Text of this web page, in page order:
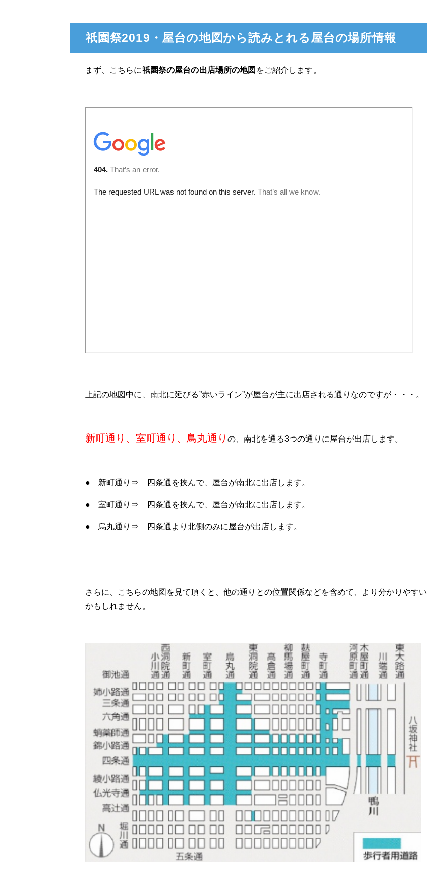
祇園祭2019・屋台の地図から読みとれる屋台の場所情報
まず、こちらに祇園祭の屋台の出店場所の地図 をご紹介します。
上記の地図中に、南北に延びる”赤いライン”が屋台が主に出店される通りなのですが・・・。
新町通り、室町通り、鳥丸通り の、南北を通る3つの通りに屋台が出店します。
● 新町通り⇒ 四条通を挟んで、屋台が南北に出店します。
● 室町通り⇒ 四条通を挟んで、屋台が南北に出店します。
● 烏丸通り⇒ 四条通より北側のみに屋台が出店します。
さらに、こちらの地図を見て頂くと、他の通りとの位置関係などを含めて、より分かりやすい
かもしれません。